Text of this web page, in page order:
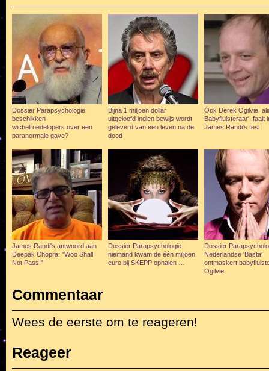
Dossier Parapsychologie:
beschikken
wichelroedelopers over een
paranormale gave?
Bijna 1 miljoen dollar
uitgeloofd indien bewijs wordt
geleverd van een leven na de
dood
Ook Derek Ogilvie,
Babyfluisteraar', faalt
James Randi's test
James Randi's antwoord aan
Deepak Chopra: "Woo Shall
Not Pass!"
Dossier Parapsychologie:
niemand kwam de één miljoen
euro bij SKEPP ophalen …
Dossier
Nederlandse 'Basta'
ontmaskert
Ogilvie
Commentaar
Wees de eerste om te reageren!
Reageer